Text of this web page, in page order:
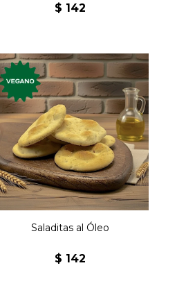
$ 142
Galletas premium,
veganas, saladitas al óleo.
Nuevos sabores,
elaboradas
artesanalmente.
Saladitas al Óleo
$ 142